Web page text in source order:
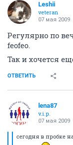
Leshii
veteran
07 мая 2009
Регулярно по
feofeo.
Так и хочется
ОТВЕТИТЬ
lena87
v.i.p.
07 мая 2009
сегодня в пробке